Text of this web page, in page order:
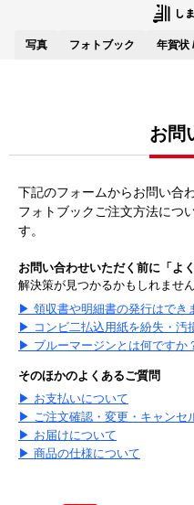
写真 フォトブック 年賀状
お問
下記のフォームからお問い合
フォトブックご注文方法につ
す。
お問い合わせいただく前に「よ
解決策が見つかるかもしれません
▶ 領収書や明細書の発行はでき
▶ コンビ二払込用紙を紛失・汚
▶ ブルーマージンとは何ですか
そのほかのよくあるご質問
▶ お支払いについて
▶ ご注文確認・変更・キャンセ
▶ お届けについて
▶ 商品の仕様について